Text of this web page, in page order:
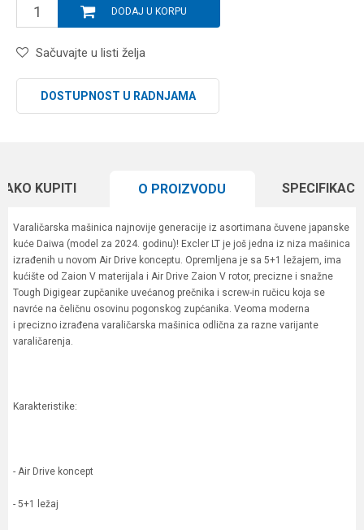
DODAJ U KORPU
Sačuvajte u listi želja
DOSTUPNOST U RADNJAMA
KUPITI O PROIZVODU
Varaličarska mašinica najnovije generacije iz asortimana čuvene japanske
kuće Daiwa (model za 2024. godinu)! Excler LT je još jedna iz niza mašinica
izrađenih u novom Air Drive konceptu. Opremljena je sa 5+1 ležajem, ima
kućište od Zaion V materijala i Air Drive Zaion V rotor, precizne i snažne
Tough Digigear zupčanike uvećanog prečnika i screw-in ručicu koja se
navrće na čeličnu osovinu pogonskog zupćanika. Veoma moderna
i precizno izrađena varaličarska mašinica odlična za razne varijante
varaličarenja.
Karakteristike:
- Air Drive koncept
- 5+1 ležaj